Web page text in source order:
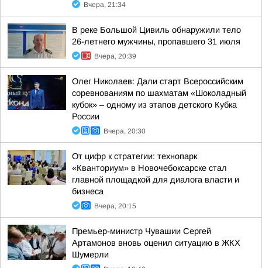
Вчера, 21:34
В реке Большой Цивиль обнаружили тело
26-летнего мужчины, пропавшего 31 июля
Вчера, 20:39
Олег Николаев: Дали старт Всероссийским
соревнованиям по шахматам «Шоколадный
кубок» – одному из этапов детского Кубка
России
Вчера, 20:30
От цифр к стратегии: технопарк
«Кванториум» в Новочебоксарске стал
главной площадкой для диалога власти и
бизнеса
Вчера, 20:15
Премьер-министр Чувашии Сергей
Артамонов вновь оценил ситуацию в ЖКХ
Шумерли